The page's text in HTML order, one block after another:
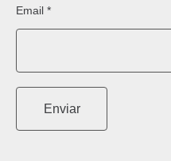
Email *
Enviar